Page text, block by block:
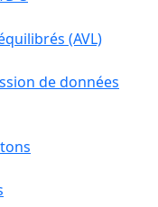
(AVL)
de données